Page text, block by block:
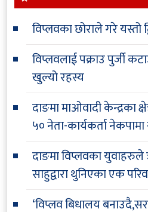
विप्लवका छोराले गरे यस्तो
विप्लवलाई पक्राउ पुर्जी
खुल्यो रहस्य
दाङमा माओवादी केन्द्रका
५० नेता-कार्यकर्ता
दाङमा विप्लवका
साहुद्वारा थुनिएका एक
‘विप्लव बिधालय